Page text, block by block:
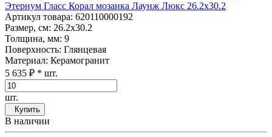
Этернум Гласс Корал мозаика Лаунж Люкс 26.2x30.2
Артикул товара: 620110000192
Размер, см: 26.2x30.2
Толщина, мм: 9
Поверхность: Глянцевая
Материал: Керамогранит
5 635 ₽ * шт.
шт.
Купить
В наличии